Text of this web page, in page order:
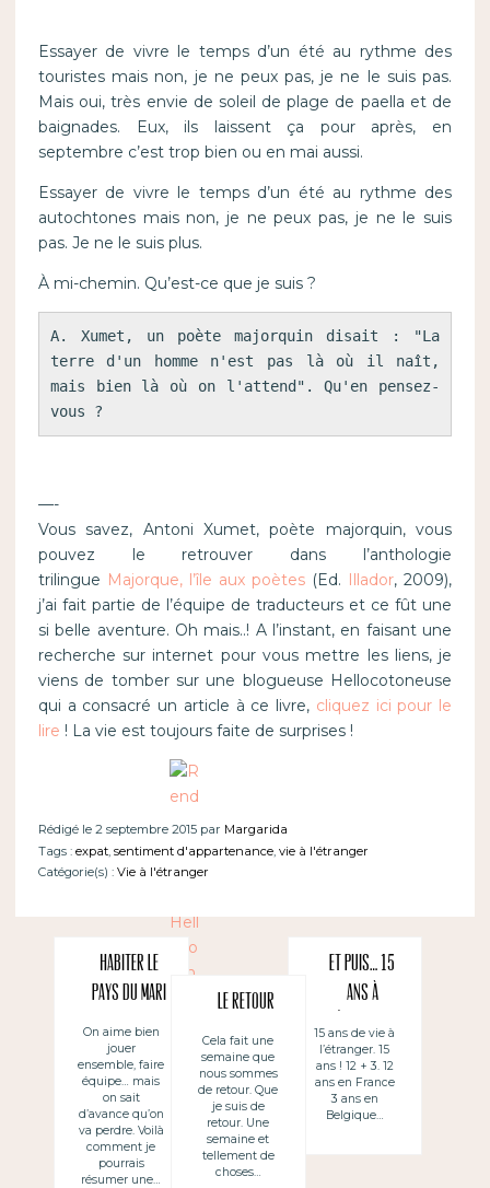
Essayer de vivre le temps d’un été au rythme des
touristes mais non, je ne peux pas, je ne le suis pas.
Mais oui, très envie de soleil de plage de paella et de
baignades. Eux, ils laissent ça pour après, en
septembre c’est trop bien ou en mai aussi.
Essayer de vivre le temps d’un été au rythme des
autochtones mais non, je ne peux pas, je ne le suis
pas. Je ne le suis plus.
À mi-chemin. Qu’est-ce que je suis ?
A. Xumet, un poète majorquin disait : "La
terre d'un homme n'est pas là où il naît,
mais bien là où on l'attend". Qu'en pensez-
vous ?
—-
Vous savez, Antoni Xumet, poète majorquin, vous
pouvez le retrouver dans l’anthologie
trilingue Majorque, l’île aux poètes (Ed. Illador, 2009),
j’ai fait partie de l’équipe de traducteurs et ce fût une
si belle aventure. Oh mais..! A l’instant, en faisant une
recherche sur internet pour vous mettre les liens, je
viens de tomber sur une blogueuse Hellocotoneuse
qui a consacré un article à ce livre, cliquez ici pour le
lire ! La vie est toujours faite de surprises !
Rédigé le 2 septembre 2015 par Margarida
Tags : expat, sentiment d'appartenance, vie à l'étranger
Catégorie(s) : Vie à l'étranger
Habiter le
pays du mari
On aime bien
jouer
ensemble, faire
équipe… mais
on sait
d’avance qu’on
va perdre. Voilà
comment je
pourrais
résumer une…
Le retour
Cela fait une
semaine que
nous sommes
de retour. Que
je suis de
retour. Une
semaine et
tellement de
choses…
Et puis… 15
ans à
l’étranger !
15 ans de vie à
l’étranger. 15
ans ! 12 + 3. 12
ans en France
3 ans en
Belgique…